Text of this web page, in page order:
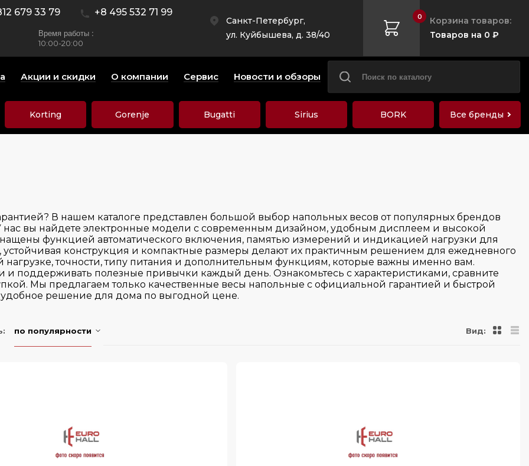
679 33 79 +8 495 532 71 99
Время работы :
10:00-20:00
Санкт-Петербург,
ул. Куйбышева, д. 38/40
0
Корзина товаров:
Товаров на 0 ₽
Акции и скидки О компании Сервис Новости и обзоры
Korting Gorenje Bugatti Sirius BORK Все бренды
В нашем каталоге представлен большой выбор напольных весов от популярных брендов
нас вы найдете электронные модели с современным дизайном, удобным дисплеем и высокой
функцией автоматического включения, памятью измерений и индикацией нагрузки для
конструкция и компактные размеры делают их практичным решением для ежедневного
точности, типу питания и дополнительным функциям, которые важны именно вам.
и поддерживать полезные привычки каждый день. Ознакомьтесь с характеристиками, сравните
Мы предлагаем только качественные весы напольные с официальной гарантией и быстрой
решение для дома по выгодной цене.
по популярности Вид: